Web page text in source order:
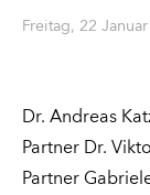
Freitag, 22 Januar
Dr. Andreas
Partner Dr.
Partner